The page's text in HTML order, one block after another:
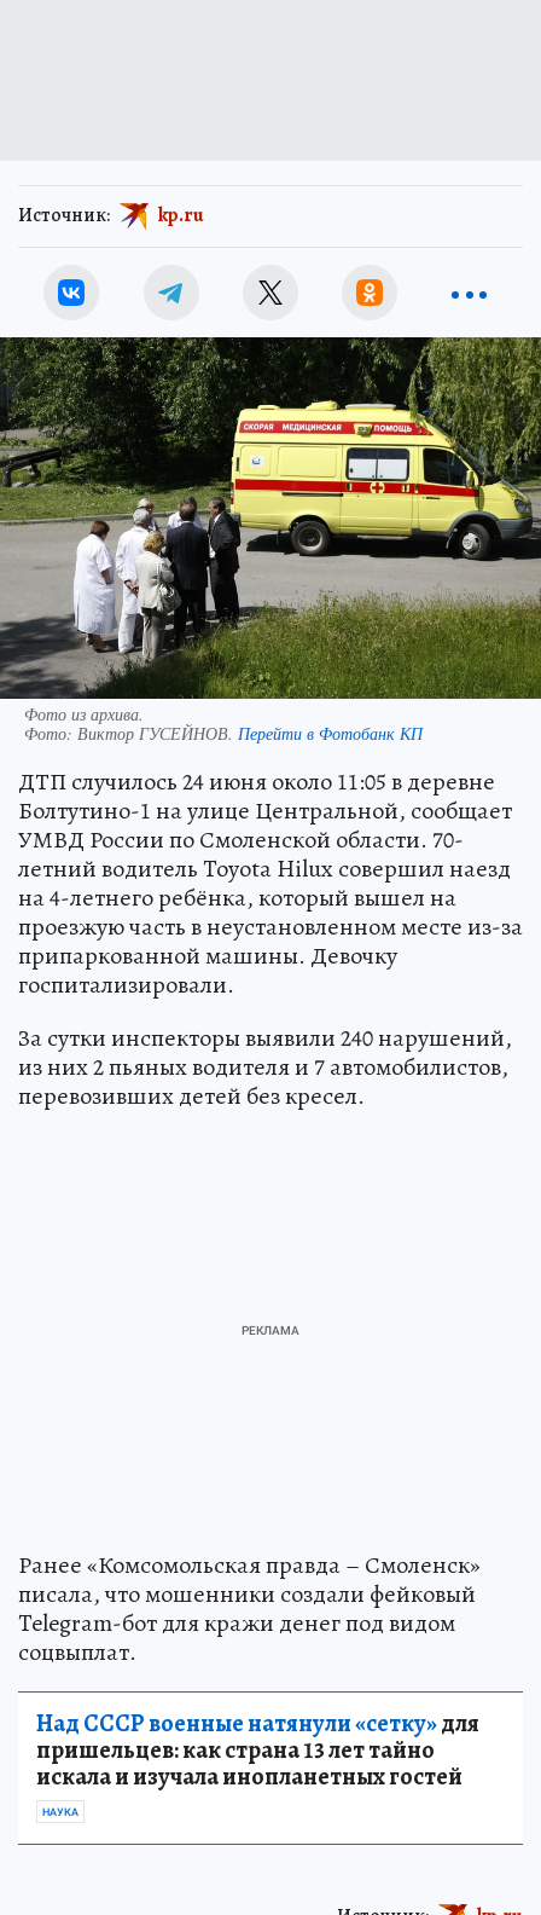
Источник: kp.ru
Фото из архива.
Фото: Виктор ГУСЕЙНОВ. Перейти в Фотобанк КП
ДТП случилось 24 июня около 11:05 в деревне
Болтутино-1 на улице Центральной, сообщает
УМВД России по Смоленской области. 70-
летний водитель Toyota Hilux совершил наезд
на 4-летнего ребёнка, который вышел на
проезжую часть в неустановленном месте из-за
припаркованной машины. Девочку
госпитализировали.
За сутки инспекторы выявили 240 нарушений,
из них 2 пьяных водителя и 7 автомобилистов,
перевозивших детей без кресел.
Ранее «Комсомольская правда – Смоленск»
писала, что мошенники создали фейковый
Telegram-бот для кражи денег под видом
соцвыплат.
Над СССР военные натянули «сетку»для
пришельцев: как страна 13 лет тайно
искала и изучала инопланетных гостей
НАУКА